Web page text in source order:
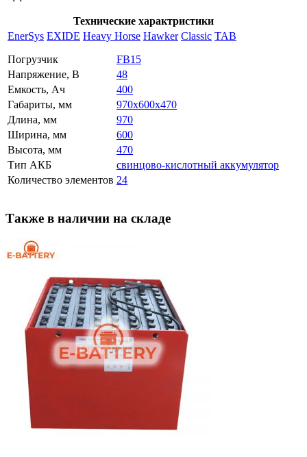
Технические характристики
EnerSys EXIDE Heavy Horse Hawker Classic TAB
Погрузчик
FB15
Напряжение, В
48
Емкость, Ач
400
Габариты, мм
970x600x470
Длина, мм
970
Ширина, мм
600
Высота, мм
470
Тип АКБ
свинцово-кислотный аккумулятор
Количество элементов 24
Также в наличии на складе